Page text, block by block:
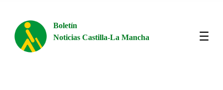
Boletín
Noticias Castilla-La Mancha